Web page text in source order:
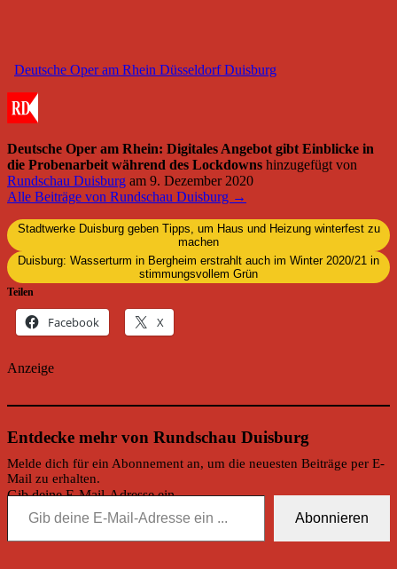
Deutsche Oper am Rhein Düsseldorf Duisburg
Deutsche Oper am Rhein: Digitales Angebot gibt Einblicke in
die Probenarbeit während des Lockdowns hinzugefügt von
Rundschau Duisburg am 9. Dezember 2020
Alle Beiträge von Rundschau Duisburg →
Stadtwerke Duisburg geben Tipps, um Haus und Heizung winterfest zu
machen
Duisburg: Wasserturm in Bergheim erstrahlt auch im Winter 2020/21 in
stimmungsvollem Grün
Teilen
Facebook X
Anzeige
Entdecke mehr von Rundschau Duisburg
Melde dich für ein Abonnement an, um die neuesten Beiträge per E-
Mail zu erhalten.
Gib deine E-Mail-Adresse ein ...
Abonnieren